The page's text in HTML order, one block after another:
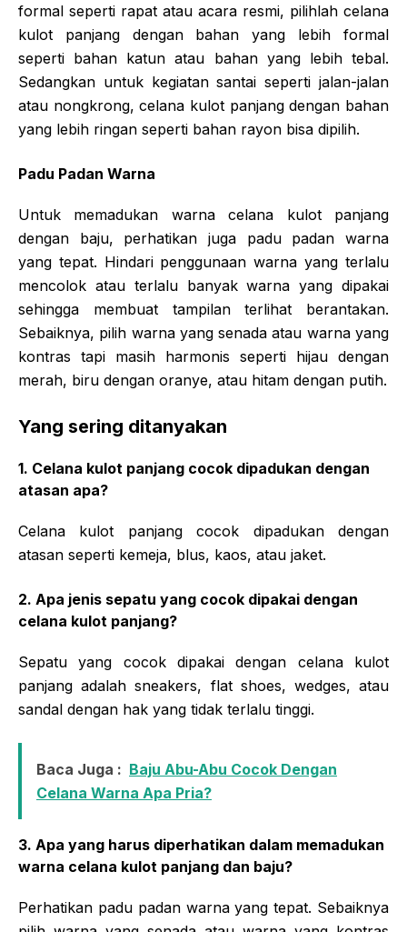
formal seperti rapat atau acara resmi, pilihlah celana
kulot panjang dengan bahan yang lebih formal
seperti bahan katun atau bahan yang lebih tebal.
Sedangkan untuk kegiatan santai seperti jalan-jalan
atau nongkrong, celana kulot panjang dengan bahan
yang lebih ringan seperti bahan rayon bisa dipilih.
Padu Padan Warna
Untuk memadukan warna celana kulot panjang
dengan baju, perhatikan juga padu padan warna
yang tepat. Hindari penggunaan warna yang terlalu
mencolok atau terlalu banyak warna yang dipakai
sehingga membuat tampilan terlihat berantakan.
Sebaiknya, pilih warna yang senada atau warna yang
kontras tapi masih harmonis seperti hijau dengan
merah, biru dengan oranye, atau hitam dengan putih.
Yang sering ditanyakan
1. Celana kulot panjang cocok dipadukan dengan
atasan apa?
Celana kulot panjang cocok dipadukan dengan
atasan seperti kemeja, blus, kaos, atau jaket.
2. Apa jenis sepatu yang cocok dipakai dengan
celana kulot panjang?
Sepatu yang cocok dipakai dengan celana kulot
panjang adalah sneakers, flat shoes, wedges, atau
sandal dengan hak yang tidak terlalu tinggi.
Baca Juga : Baju Abu-Abu Cocok Dengan
Celana Warna Apa Pria?
3. Apa yang harus diperhatikan dalam memadukan
warna celana kulot panjang dan baju?
Perhatikan padu padan warna yang tepat. Sebaiknya